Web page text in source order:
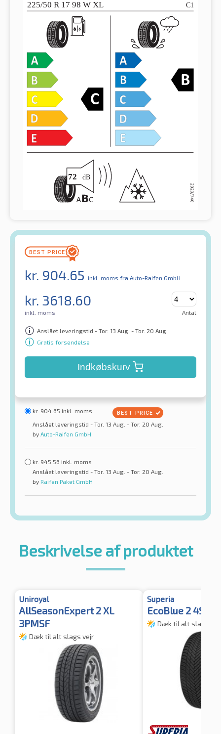
kr. 904.65 inkl. moms fra Auto-Raifen GmbH
kr. 3618.60
inkl. moms Antal
Anslået leveringstid - Tor. 13 Aug. - Tor. 20 Aug.
Gratis forsendelse
Indkøbskurv
kr. 904.65 inkl. moms
Anslået leveringstid - Tor. 13 Aug. - Tor. 20 Aug.
by Auto-Raifen GmbH
kr. 945.56 inkl. moms
Anslået leveringstid - Tor. 13 Aug. - Tor. 20 Aug.
by Raifen Paket GmbH
Beskrivelse af produktet
Uniroyal
AllSeasonExpert 2 XL
3PMSF
Dæk til alt slags vejr
Superia
EcoBlue 2 4S XL
Dæk til alt slags